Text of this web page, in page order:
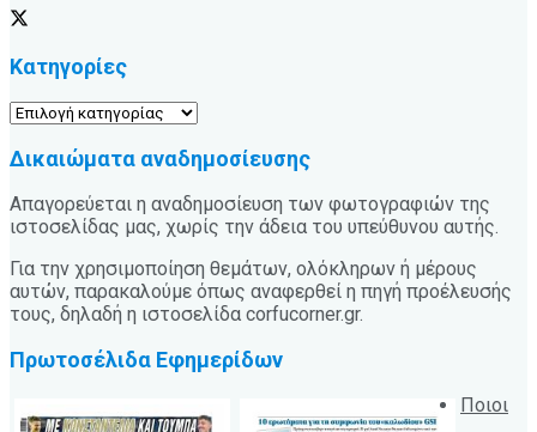
Κατηγορίες
Κατηγορίες
Δικαιώματα αναδημοσίευσης
Απαγορεύεται η αναδημοσίευση των φωτογραφιών της
ιστοσελίδας μας, χωρίς την άδεια του υπεύθυνου αυτής.
Για την χρησιμοποίηση θεμάτων, ολόκληρων ή μέρους
αυτών, παρακαλούμε όπως αναφερθεί η πηγή προέλευσής
τους, δηλαδή η ιστοσελίδα corfucorner.gr.
Πρωτοσέλιδα Εφημερίδων
Ποιοι